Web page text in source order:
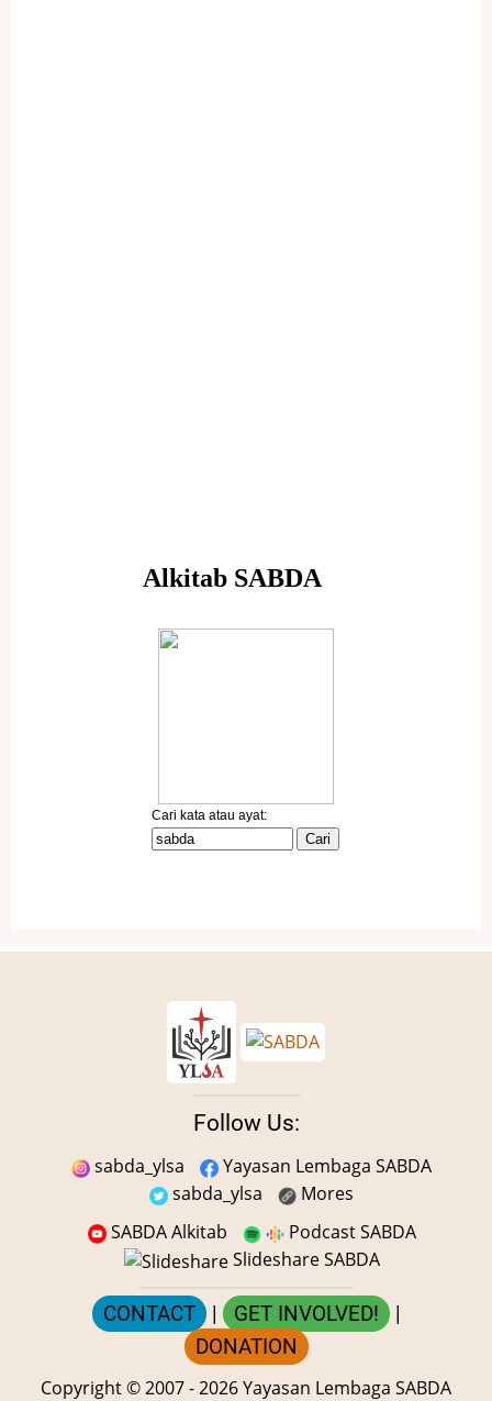
Follow Us:
sabda_ylsa
Yayasan Lembaga SABDA
sabda_ylsa
Mores
SABDA Alkitab
Podcast SABDA
Slideshare SABDA
CONTACT | GET INVOLVED! |
DONATION
Copyright© 2007 -2026Yayasan Lembaga SABDA